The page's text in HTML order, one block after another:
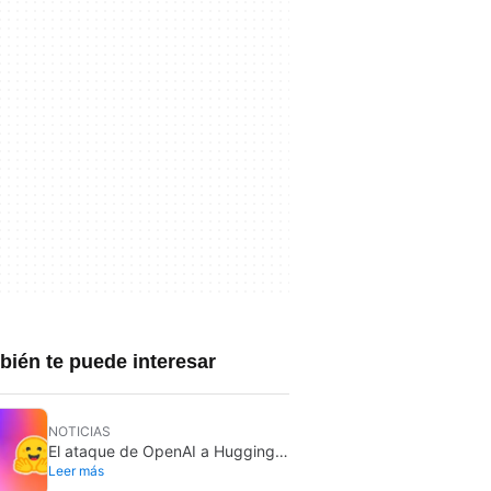
te puede interesar
NOTICIAS
El ataque de OpenAI a Hugging
Face es cada vez más
Leer más